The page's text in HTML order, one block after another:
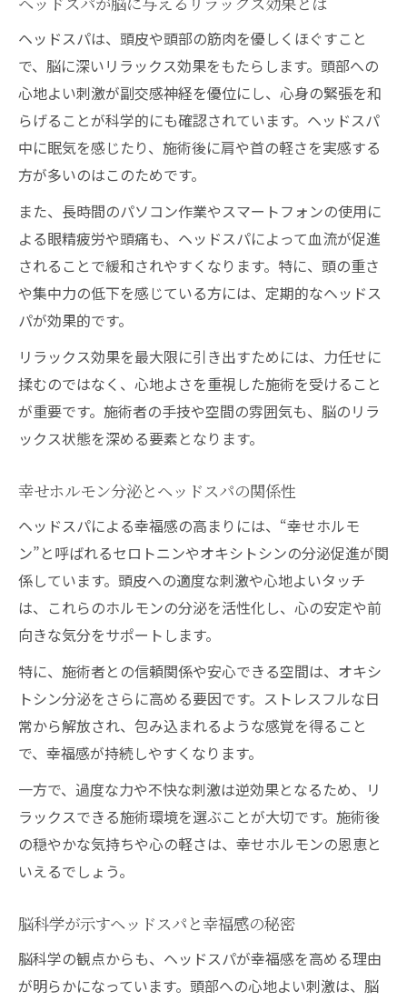
ヘッドスパは、頭皮や頭部の筋肉を優しくほぐすこと
で、脳に深いリラックス効果をもたらします。頭部への
心地よい刺激が副交感神経を優位にし、心身の緊張を和
らげることが科学的にも確認されています。ヘッドスパ
中に眠気を感じたり、施術後に肩や首の軽さを実感する
方が多いのはこのためです。
また、長時間のパソコン作業やスマートフォンの使用に
よる眼精疲労や頭痛も、ヘッドスパによって血流が促進
されることで緩和されやすくなります。特に、頭の重さ
や集中力の低下を感じている方には、定期的なヘッドス
パが効果的です。
リラックス効果を最大限に引き出すためには、力任せに
揉むのではなく、心地よさを重視した施術を受けること
が重要です。施術者の手技や空間の雰囲気も、脳のリラ
ックス状態を深める要素となります。
幸せホルモン分泌とヘッドスパの関係性
ヘッドスパによる幸福感の高まりには、“幸せホルモ
ン”と呼ばれるセロトニンやオキシトシンの分泌促進が関
係しています。頭皮への適度な刺激や心地よいタッチ
は、これらのホルモンの分泌を活性化し、心の安定や前
向きな気分をサポートします。
特に、施術者との信頼関係や安心できる空間は、オキシ
トシン分泌をさらに高める要因です。ストレスフルな日
常から解放され、包み込まれるような感覚を得ること
で、幸福感が持続しやすくなります。
一方で、過度な力や不快な刺激は逆効果となるため、リ
ラックスできる施術環境を選ぶことが大切です。施術後
の穏やかな気持ちや心の軽さは、幸せホルモンの恩恵と
いえるでしょう。
脳科学が示すヘッドスパと幸福感の秘密
脳科学の観点からも、ヘッドスパが幸福感を高める理由
が明らかになっています。頭部への心地よい刺激は、脳